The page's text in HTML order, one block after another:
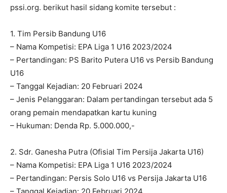
pssi.org. berikut hasil sidang komite tersebut :
1. Tim Persib Bandung U16
– Nama Kompetisi: EPA Liga 1 U16 2023/2024
– Pertandingan: PS Barito Putera U16 vs Persib Bandung
U16
– Tanggal Kejadian: 20 Februari 2024
– Jenis Pelanggaran: Dalam pertandingan tersebut ada 5
orang pemain mendapatkan kartu kuning
– Hukuman: Denda Rp. 5.000.000,-
2. Sdr. Ganesha Putra (Ofisial Tim Persija Jakarta U16)
– Nama Kompetisi: EPA Liga 1 U16 2023/2024
– Pertandingan: Persis Solo U16 vs Persija Jakarta U16